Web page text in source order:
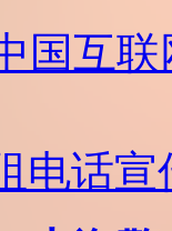
国互
电话宣